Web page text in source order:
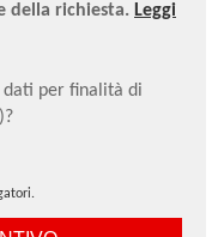
della richiesta. Leggi
per finalità di